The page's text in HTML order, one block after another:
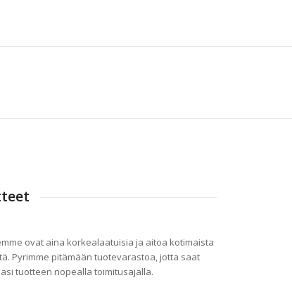
ovat aina korkealaatuisia ja aitoa kotimaista
Pyrimme pitämään tuotevarastoa, jotta saat
tuotteen nopealla toimitusajalla.